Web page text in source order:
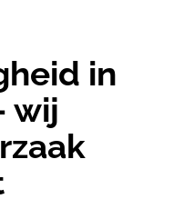
in
wij